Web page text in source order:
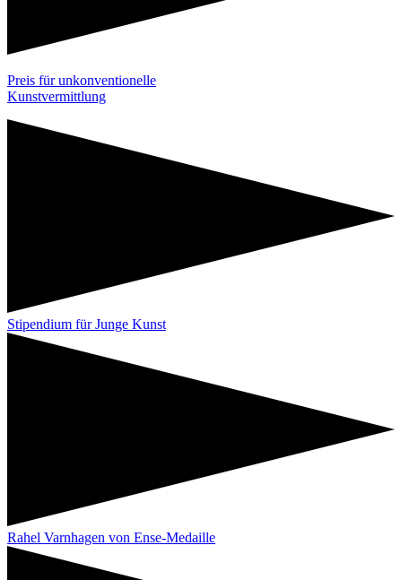
Preis für unkonventionelle
Kunstvermittlung
Stipendium für Junge Kunst
Rahel Varnhagen von Ense-Medaille